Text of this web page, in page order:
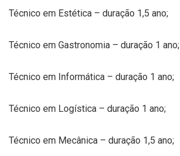
Técnico em Estética – duração 1,5 ano;
Técnico em Gastronomia – duração 1 ano;
Técnico em Informática – duração 1 ano;
Técnico em Logística – duração 1 ano;
Técnico em Mecânica – duração 1,5 ano;